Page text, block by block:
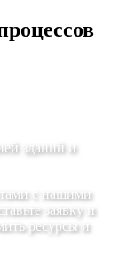
зданий и
с нашими
заявку и
ресурсы и